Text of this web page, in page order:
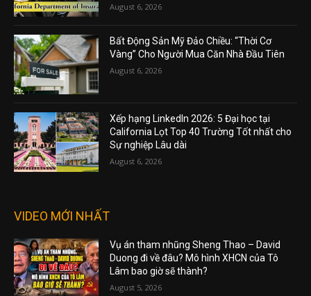
August 6, 2026
Bất Động Sản Mỹ Đảo Chiều: “Thời Cơ
Vàng” Cho Người Mua Căn Nhà Đầu Tiên
August 6, 2026
Xếp hạng LinkedIn 2026: 5 Đại học tại
California Lọt Top 40 Trường Tốt nhất cho
Sự nghiệp Lâu dài
August 6, 2026
VIDEO MỚI NHẤT
Vụ án tham nhũng Sheng Thao – David
Duong đi về đâu? Mô hình XHCN của Tô
Lâm bao giờ sẽ thành?
August 5, 2026